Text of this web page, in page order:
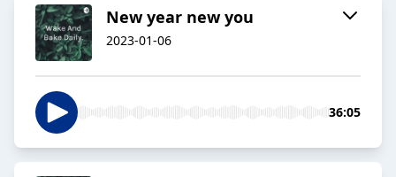
New year new you
2023-01-06
36:05